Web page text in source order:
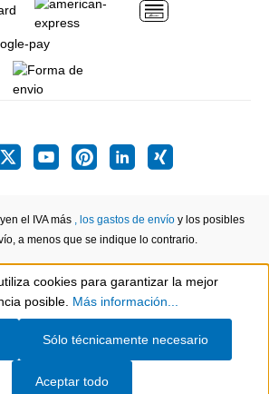
el IVA más , los gastos de envío y los posibles
a menos que se indique lo contrario.
cookies para garantizar la mejor
posible. Más información...
Sólo técnicamente necesario
Aceptar todo